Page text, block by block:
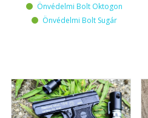
Önvédelmi Bolt Oktogon
Önvédelmi Bolt Sugár